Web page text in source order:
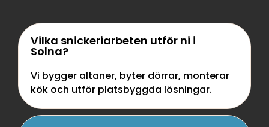
Vilka snickeriarbeten utför ni i
Solna?
Vi bygger altaner, byter dörrar, monterar
kök och utför platsbyggda lösningar.